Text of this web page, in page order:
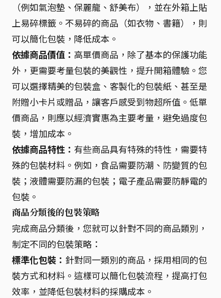
（例如氣泡墊、保麗龍、舒美布），並在外箱上貼
上易碎標籤。不易碎的商品（如衣物、書籍），則
可以簡化包裝，降低成本。
依據商品價值： 高單價商品，除了基本的保護功能
外，更需要考量包裝的美觀性，提升開箱體驗。您
可以選擇精美的包裝盒、客製化的包裝紙、甚至是
附贈小卡片或贈品，讓客戶感受到物超所值。低單
價商品，則應以經濟實惠為主要考量，避免過度包
裝，增加成本。
依據商品特性： 有些商品具有特殊的特性，需要特
殊的包裝材料。例如，食品需要防潮、防變質的包
裝；液體需要防漏的包裝；電子產品需要防靜電的
包裝。
商品分類後的包裝策略
完成商品分類後，您就可以針對不同的商品類別，
制定不同的包裝策略：
標準化包裝： 針對同一類別的商品，採用相同的包
裝方式和材料。這樣可以簡化包裝流程，提高打包
效率，並降低包裝材料的採購成本。